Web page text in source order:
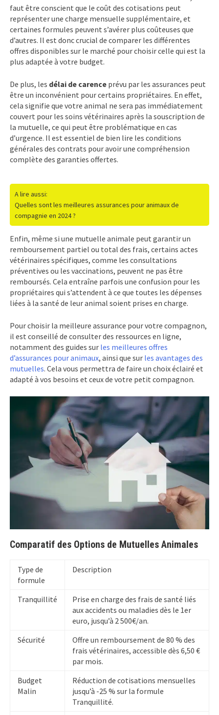
faut être conscient que le coût des cotisations peut
représenter une charge mensuelle supplémentaire, et
certaines formules peuvent s’avérer plus coûteuses que
d’autres. Il est donc crucial de comparer les différentes
offres disponibles sur le marché pour choisir celle qui est la
plus adaptée à votre budget.
De plus, les délai de carence prévu par les assurances peut
être un inconvénient pour certains propriétaires. En effet,
cela signifie que votre animal ne sera pas immédiatement
couvert pour les soins vétérinaires après la souscription de
la mutuelle, ce qui peut être problématique en cas
d’urgence. Il est essentiel de bien lire les conditions
générales des contrats pour avoir une compréhension
complète des garanties offertes.
A lire aussi:
Quelles sont les meilleures assurances pour animaux de
compagnie en 2024 ?
Enfin, même si une mutuelle animale peut garantir un
remboursement partiel ou total des frais, certains actes
vétérinaires spécifiques, comme les consultations
préventives ou les vaccinations, peuvent ne pas être
remboursés. Cela entraîne parfois une confusion pour les
propriétaires qui s’attendent à ce que toutes les dépenses
liées à la santé de leur animal soient prises en charge.
Pour choisir la meilleure assurance pour votre compagnon,
il est conseillé de consulter des ressources en ligne,
notamment des guides sur les meilleures offres
d’assurances pour animaux, ainsi que sur les avantages des
mutuelles. Cela vous permettra de faire un choix éclairé et
adapté à vos besoins et ceux de votre petit compagnon.
Comparatif des Options de Mutuelles Animales
Type de
formule
Description
Tranquillité
Prise en charge des frais de santé liés
aux accidents ou maladies dès le 1er
euro, jusqu’à 2 500€/an.
Sécurité
Offre un remboursement de 80 % des
frais vétérinaires, accessible dès 6,50 €
par mois.
Budget
Malin
Réduction de cotisations mensuelles
jusqu’à -25 % sur la formule
Tranquillité.